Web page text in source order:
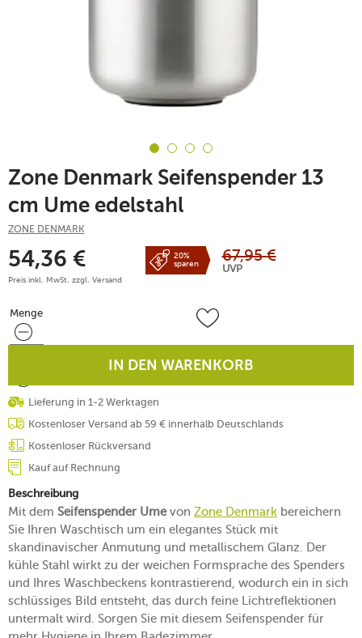
Zone Denmark Seifenspender 13
cm Ume edelstahl
ZONE DENMARK
54,36 €
Preis inkl. MwSt. zzgl. Versand
20%
sparen
67,95 €
UVP
Menge
Menge
IN DEN WARENKORB
Lieferung in 1-2 Werktagen
Kostenloser Versand ab 59 € innerhalb Deutschlands
Kostenloser Rückversand
Kauf auf Rechnung
Beschreibung
Mit dem Seifenspender Umevon Zone Denmark bereichern
Sie Ihren Waschtisch um ein elegantes Stück mit
skandinavischer Anmutung und metallischem Glanz. Der
kühle Stahl wirkt zu der weichen Formsprache des Spenders
und Ihres Waschbeckens kontrastierend, wodurch ein in sich
schlüssiges Bild entsteht, das durch feine Lichtreflektionen
untermalt wird. Sorgen Sie mit diesem Seifenspender für